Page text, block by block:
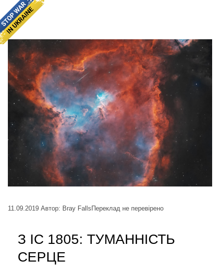
11.09.2019 Автор: Bray Falls Переклад не перевірено
З IC 1805: ТУМАННІСТЬ
СЕРЦЕ